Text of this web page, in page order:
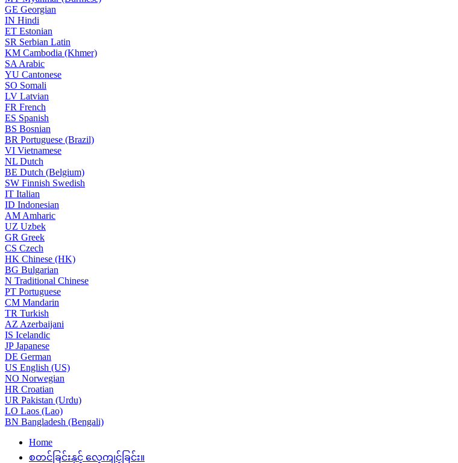
GE Georgian
IN Hindi
ET Estonian
SR Serbian Latin
KM Cambodia (Khmer)
SA Arabic
YU Cantonese
SO Somali
LV Latvian
FR French
ES Spanish
BS Bosnian
BR Portuguese (Brazil)
VI Vietnamese
NL Dutch
BE Dutch (Belgium)
SW Finnish Swedish
IT Italian
ID Indonesian
AM Amharic
UZ Uzbek
GR Greek
CS Czech
HK Chinese (HK)
BG Bulgarian
N Traditional Chinese
PT Portuguese
CM Mandarin
TR Turkish
AZ Azerbaijani
IS Icelandic
JPJapanese
DE German
US English (US)
NO Norwegian
HR Croatian
UR Pakistan (Urdu)
LO Laos (Lao)
BN Bangladesh (Bengali)
Home
စတင်ခြင်းနှင့် လေ့ကျင့်ခြင်း။